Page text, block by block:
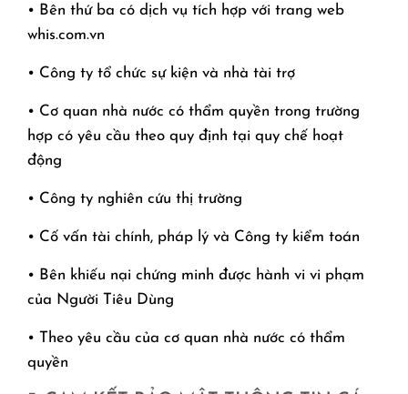
• Bên thứ ba có dịch vụ tích hợp với trang web
whis.com.vn
• Công ty tổ chức sự kiện và nhà tài trợ
• Cơ quan nhà nước có thẩm quyền trong trường
hợp có yêu cầu theo quy định tại quy chế hoạt
động
• Công ty nghiên cứu thị trường
• Cố vấn tài chính, pháp lý và Công ty kiểm toán
• Bên khiếu nại chứng minh được hành vi vi phạm
của Người Tiêu Dùng
• Theo yêu cầu của cơ quan nhà nước có thẩm
quyền